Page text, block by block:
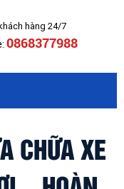
hàng 24/7
0868377988
CHỮA XE